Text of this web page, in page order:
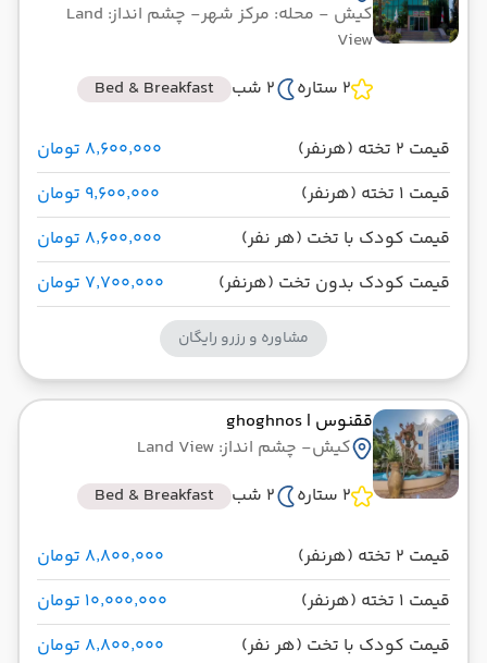
ایران ایر
از فرودگاه بین‌المللی کیش KIH
تاریخ سفر : 30 آذر 1404
ساعت سفر : 14:30
به فرودگاه مهرآباد THR
کیش - محله: مرکز شهر
- چشم انداز: Land
View
2 ستاره
2 شب Bed & Breakfast
قیمت 2 تخته (هرنفر)
۸٬۶۰۰٬۰۰۰ تومان
قیمت 1 تخته (هرنفر)
۹٬۶۰۰٬۰۰۰ تومان
قیمت کودک با تخت (هر نفر)
۸٬۶۰۰٬۰۰۰ تومان
قیمت کودک بدون تخت (هرنفر)
۷٬۷۰۰٬۰۰۰ تومان
مشاوره و رزرو رایگان
ققنوس | ghoghnos
کیش- چشم انداز: Land View
2 ستاره
2 شب Bed & Breakfast
قیمت 2 تخته (هرنفر)
۸٬۸۰۰٬۰۰۰ تومان
قیمت 1 تخته (هرنفر)
۱۰٬۰۰۰٬۰۰۰ تومان
قیمت کودک با تخت (هر نفر)
۸٬۸۰۰٬۰۰۰ تومان